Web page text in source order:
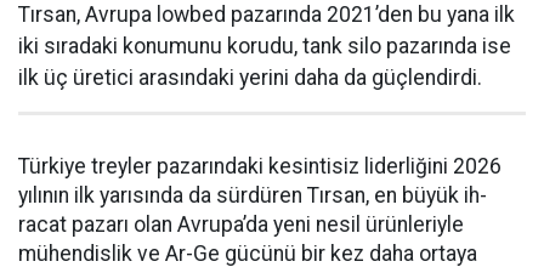
Tırsan, Avrupa lowbed pazarında 2021’den bu yana ilk
iki sıradaki konumunu korudu, tank silo pazarında ise
ilk üç üretici arasındaki yerini daha da güçlen­dirdi.
Türkiye treyler pazarın­daki kesintisiz liderliğini 2026
yılının ilk yarısında da sürdüren Tırsan, en büyük ih­
racat pazarı olan Avrupa’da yeni nesil ürünleriyle
mühendislik ve Ar-Ge gücünü bir kez daha orta­ya